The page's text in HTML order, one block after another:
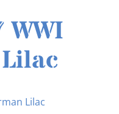
WWI
Lilac